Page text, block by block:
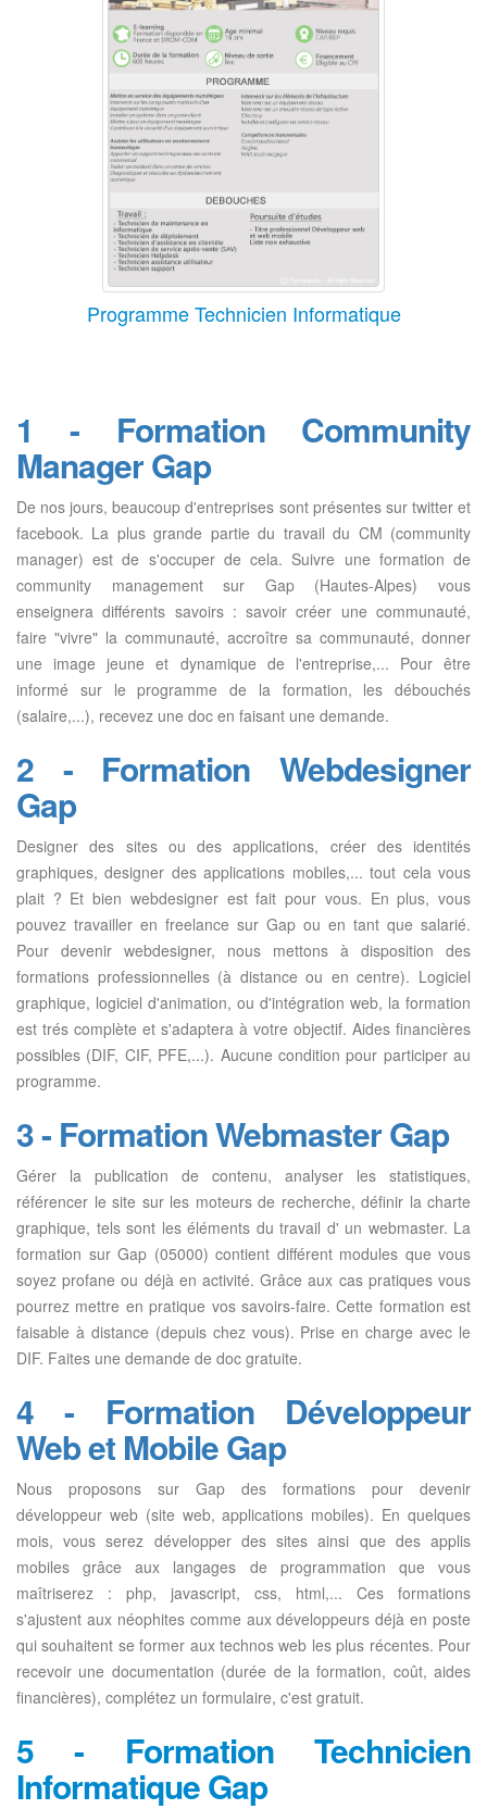
Programme Technicien Informatique
1 - Formation Community
Manager Gap
De nos jours, beaucoup d'entreprises sont présentes sur twitter et
facebook. La plus grande partie du travail du CM (community
manager) est de s'occuper de cela. Suivre une formation de
community management sur Gap (Hautes-Alpes) vous
enseignera différents savoirs : savoir créer une communauté,
faire "vivre" la communauté, accroître sa communauté, donner
une image jeune et dynamique de l'entreprise,... Pour être
informé sur le programme de la formation, les débouchés
(salaire,...), recevez une doc en faisant une demande.
2 - Formation Webdesigner
Gap
Designer des sites ou des applications, créer des identités
graphiques, designer des applications mobiles,... tout cela vous
plait ? Et bien webdesigner est fait pour vous. En plus, vous
pouvez travailler en freelance sur Gap ou en tant que salarié.
Pour devenir webdesigner, nous mettons à disposition des
formations professionnelles (à distance ou en centre). Logiciel
graphique, logiciel d'animation, ou d'intégration web, la formation
est trés complète et s'adaptera à votre objectif. Aides financières
possibles (DIF, CIF, PFE,...). Aucune condition pour participer au
programme.
3 - Formation Webmaster Gap
Gérer la publication de contenu, analyser les statistiques,
référencer le site sur les moteurs de recherche, définir la charte
graphique, tels sont les éléments du travail d' un webmaster. La
formation sur Gap (05000) contient différent modules que vous
soyez profane ou déjà en activité. Grâce aux cas pratiques vous
pourrez mettre en pratique vos savoirs-faire. Cette formation est
faisable à distance (depuis chez vous). Prise en charge avec le
DIF. Faites une demande de doc gratuite.
4 - Formation Développeur
Web et Mobile Gap
Nous proposons sur Gap des formations pour devenir
développeur web (site web, applications mobiles). En quelques
mois, vous serez développer des sites ainsi que des applis
mobiles grâce aux langages de programmation que vous
maîtriserez : php, javascript, css, html,... Ces formations
s'ajustent aux néophites comme aux développeurs déjà en poste
qui souhaitent se former aux technos web les plus récentes. Pour
recevoir une documentation (durée de la formation, coût, aides
financières), complétez un formulaire, c'est gratuit.
5 - Formation Technicien
Informatique Gap